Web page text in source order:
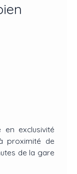
exclusivité
proximité de
de la gare